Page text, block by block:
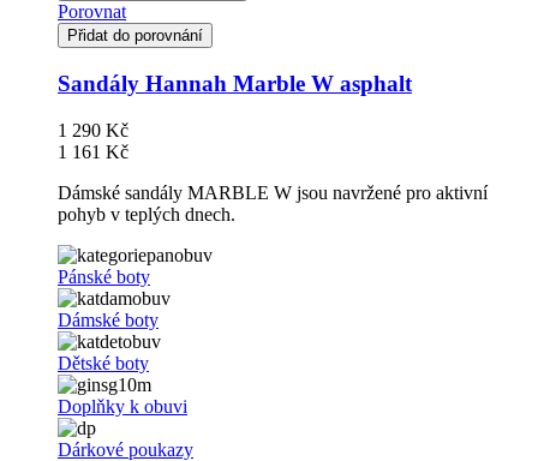
Porovnat
Přidat do porovnání
Sandály Hannah Marble W asphalt
1 290 Kč
1 161 Kč
Dámské sandály MARBLE W jsou navržené pro aktivní
pohyb v teplých dnech.
Pánské boty
Dámské boty
Dětské boty
Doplňky k obuvi
Dárkové poukazy